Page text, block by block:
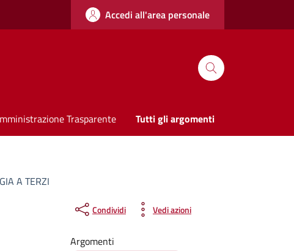
Accedi all'area personale
Trasparente Tutti gli argomenti
A TERZI
Condividi Vedi azioni
Argomenti